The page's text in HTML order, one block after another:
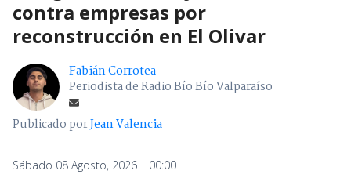
contra empresas por
reconstrucción en El Olivar
Fabián Corrotea
Periodista de Radio Bío Bío Valparaíso
Publicado porJean Valencia
Sábado 08 Agosto, 2026 | 00:00